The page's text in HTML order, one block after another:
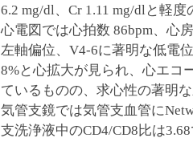
6.2 mg/dl、Cr 1.11 mg/dlと軽度
心電図では心拍数 86bpm、心
左軸偏位、V4-6に著明な低電
8%と心拡大が見られ、心エコ
ているものの、求心性の著明
気管支鏡では気管支血管に
支洗浄液中のCD4/CD8比は3.68